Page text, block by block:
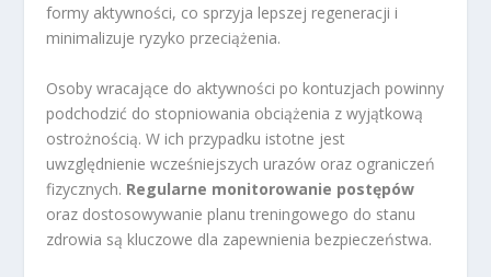
formy aktywności, co sprzyja lepszej regeneracji i
minimalizuje ryzyko przeciążenia.
Osoby wracające do aktywności po kontuzjach powinny
podchodzić do stopniowania obciążenia z wyjątkową
ostrożnością. W ich przypadku istotne jest
uwzględnienie wcześniejszych urazów oraz ograniczeń
fizycznych. Regularne monitorowanie postępów
oraz dostosowywanie planu treningowego do stanu
zdrowia są kluczowe dla zapewnienia bezpieczeństwa.